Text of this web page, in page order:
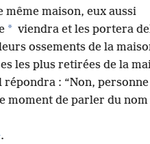
même maison, eux aussi
* viendra et les portera
ossements de la
les plus retirées de la
répondra : “Non, personne
moment de parler du nom
.